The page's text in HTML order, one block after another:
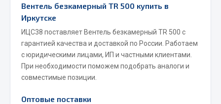
Сцепление
Коробка передач
Коробка передач ZF
Показать ещё
Весь раздел
Вентель безкамерный TR 500 купить в
Иркутске
ИЦС38 поставляет Вентель безкамерный TR 500 с
гарантией качества и доставкой по России. Работаем
с юридическими лицами, ИП и частными клиентами.
При необходимости поможем подобрать аналоги и
совместимые позиции.
Оптовые поставки